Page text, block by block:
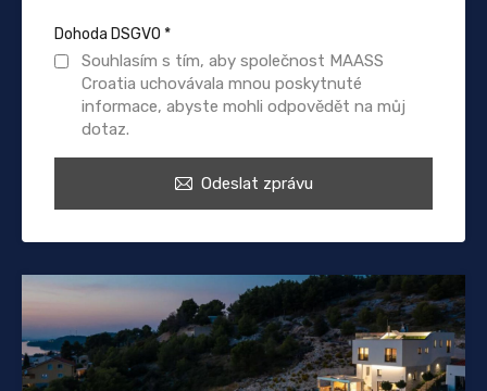
Dohoda DSGVO *
Souhlasím s tím, aby společnost MAASS
Croatia uchovávala mnou poskytnuté
informace, abyste mohli odpovědět na můj
dotaz.
Odeslat zprávu